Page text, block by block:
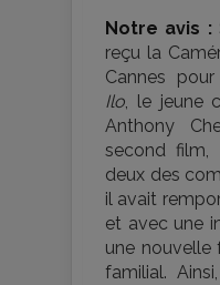
Notre avis :
reçu la
Cannes
Ilo, le jeune
Anthony
second film,
deux des
il avait
et avec une
une nouvelle
familial.